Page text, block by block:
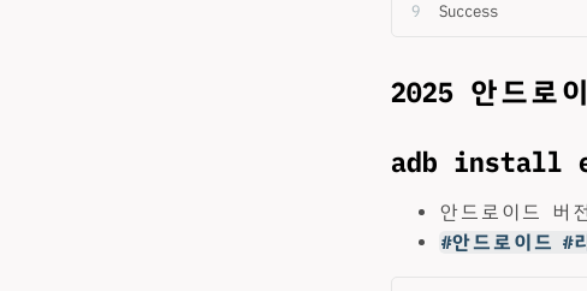
Success
2025 안드로
adb install
안드로이드 버
#안드로이드 #